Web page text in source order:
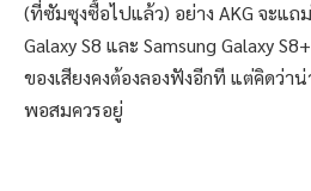
(ที่ซัมซุงซื้อไปแล้ว) อย่าง AKG จะแถ
Galaxy S8 และ Samsung Galaxy
ของเสียงคงต้องลองฟังอีกที แต่คิดว่า
พอสมควรอยู่